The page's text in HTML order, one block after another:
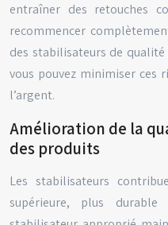
entraîner des retouches
recommencer
des stabilisateurs de
vous pouvez minimiser ces
l’argent.
Amélioration de la
des produits
Les stabilisateurs
supérieure, plus